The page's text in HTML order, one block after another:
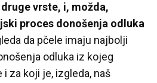
druge vrste, i, možda,
proces donošenja odluka
da pčele imaju najbolji
odluka iz kojeg
za koji je, izgleda, naš